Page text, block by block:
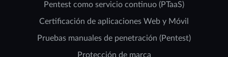
Pentest como servicio continuo (PTaaS)
Certificación de aplicaciones Web y Móvil
Pruebas manuales de penetración (Pentest)
Protección de marca